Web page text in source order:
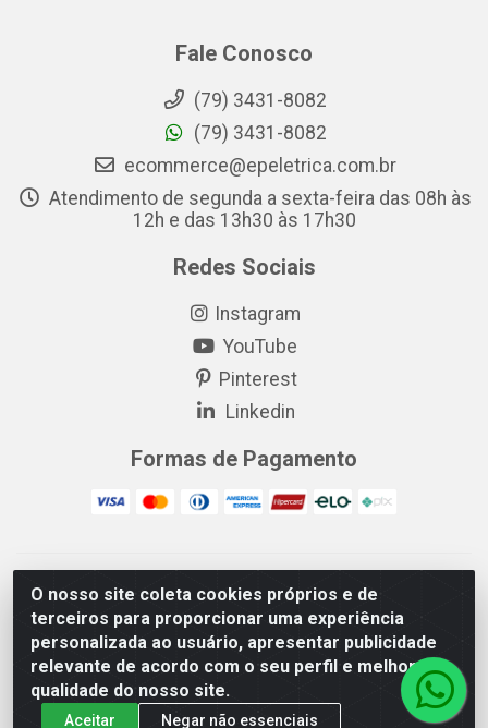
O nosso site coleta cookies próprios e de
terceiros para proporcionar uma experiência
personalizada ao usuário, apresentar publicidade
relevante de acordo com o seu perfil e melhorar a
qualidade do nosso site.
Aceitar Negar não essenciais
Fale Conosco
(79) 3431-8082
(79) 3431-8082
ecommerce@epeletrica.com.br
Atendimento de segunda a sexta-feira das 08h às
12h e das 13h30 às 17h30
Redes Sociais
Instagram
YouTube
Pinterest
Linkedin
Formas de Pagamento
EP Elétrica LTDA - 18.621.731/0005-43 - Itabaiana/SE - CEP:
49511-899
EP Elétrica LTDA - 48.594.570/0001-83 - Itabaiana/SE - CEP:
49511-899